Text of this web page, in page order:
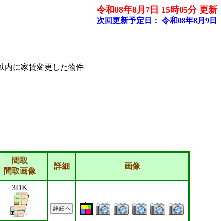
令和08年8月7日 15時05分 更新
次回更新予定日： 令和08年8月9日
内に家賃変更した物件
間取
間取画像
詳細 画像
3DK